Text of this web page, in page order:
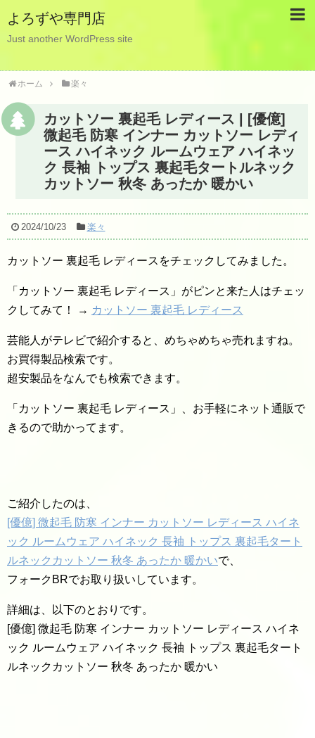
よろずや専門店
Just another WordPress site
ホーム 楽々
カットソー 裏起毛 レディース | [優億]
微起毛 防寒 インナー カットソー レディ
ース ハイネック ルームウェア ハイネッ
ク 長袖 トップス 裏起毛タートルネック
カットソー 秋冬 あったか 暖かい
2024/10/23 楽々
カットソー 裏起毛 レディースをチェックしてみました。
「カットソー 裏起毛 レディース」がピンと来た人はチェッ
クしてみて！ → カットソー 裏起毛 レディース
芸能人がテレビで紹介すると、めちゃめちゃ売れますね。
お買得製品検索です。
超安製品をなんでも検索できます。
「カットソー 裏起毛 レディース」、お手軽にネット通販で
きるので助かってます。
ご紹介したのは、
[優億] 微起毛 防寒 インナー カットソー レディース ハイネ
ック ルームウェア ハイネック 長袖 トップス 裏起毛タート
ルネックカットソー 秋冬 あったか 暖かいで、
フォークBRでお取り扱いしています。
詳細は、以下のとおりです。
[優億] 微起毛 防寒 インナー カットソー レディース ハイネ
ック ルームウェア ハイネック 長袖 トップス 裏起毛タート
ルネックカットソー 秋冬 あったか 暖かい